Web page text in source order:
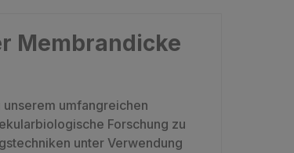
Membrandicke
umfangreichen
Forschung zu
unter Verwendung